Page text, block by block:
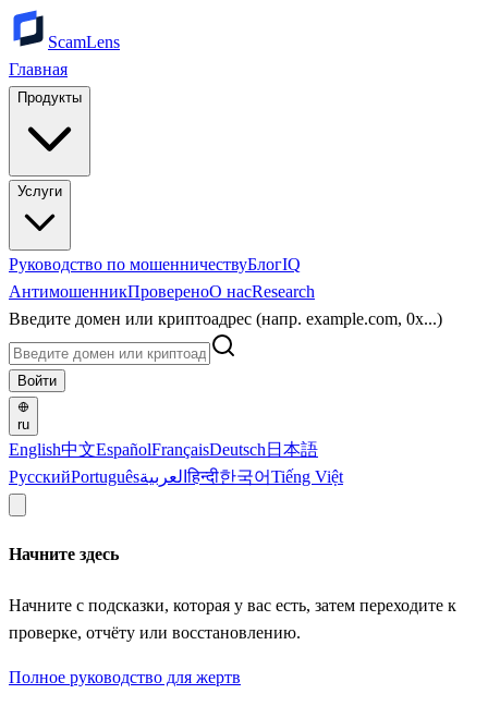
ScamLens
Главная
Продукты
Услуги
Руководство по мошенничествуБлогIQ
АнтимошенникПровереноО насResearch
Введите домен или криптоадрес (напр. example.com, 0x...)
Войти
ru
English中文EspañolFrançaisDeutsch 日本語
РусскийPortuguêsالعربيةहिन्दी한국어Tiếng Việt
Начните здесь
Начните с подсказки, которая у вас есть, затем переходите к
проверке, отчёту или восстановлению.
Полное руководство для жертв